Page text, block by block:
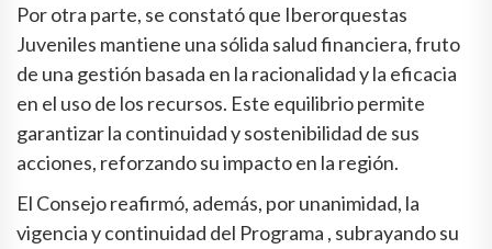
Por otra parte, se constató que Iberorquestas
Juveniles mantiene una sólida salud financiera, fruto
de una gestión basada en la racionalidad y la eficacia
en el uso de los recursos. Este equilibrio permite
garantizar la continuidad y sostenibilidad de sus
acciones, reforzando su impacto en la región.
El Consejo reafirmó, además, por unanimidad, la
vigencia y continuidad del Programa , subrayando su